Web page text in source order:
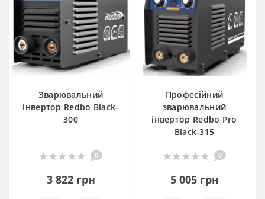
Зварювальний
інвертор Redbo Black-
300
0
3 822 грн
Професійний
зварювальний
інвертор Redbo Pro
Black-315
0
5 005 грн